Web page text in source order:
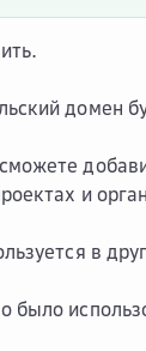
.
домен
и
в
было